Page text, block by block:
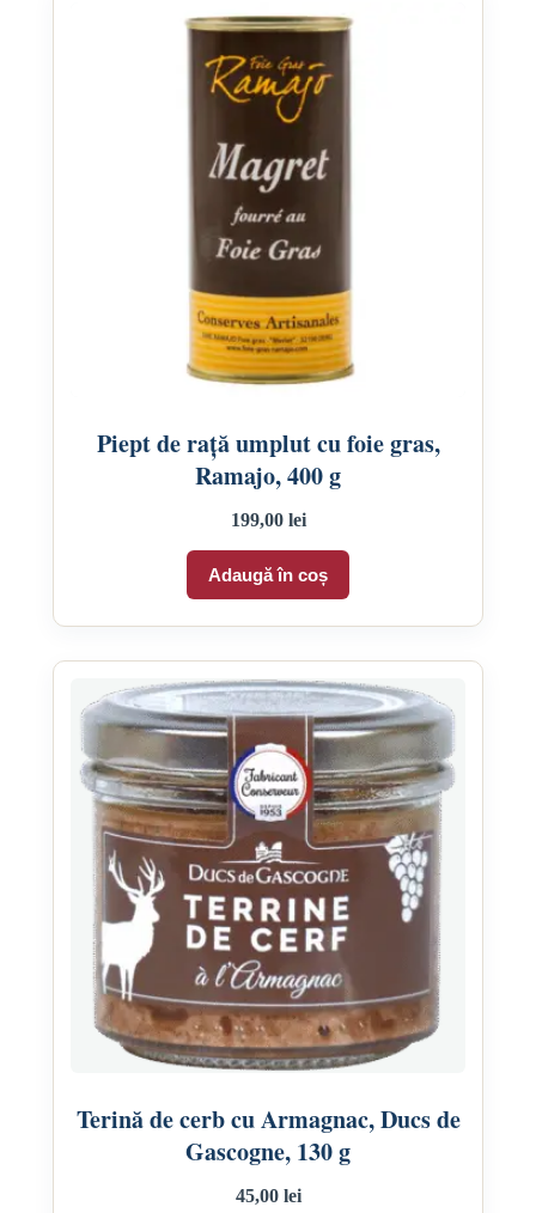
Piept de rață umplut cu foie gras,
Ramajo, 400 g
199,00 lei
Adaugă în coș
Terină de cerb cu Armagnac, Ducs de
Gascogne, 130 g
45,00 lei